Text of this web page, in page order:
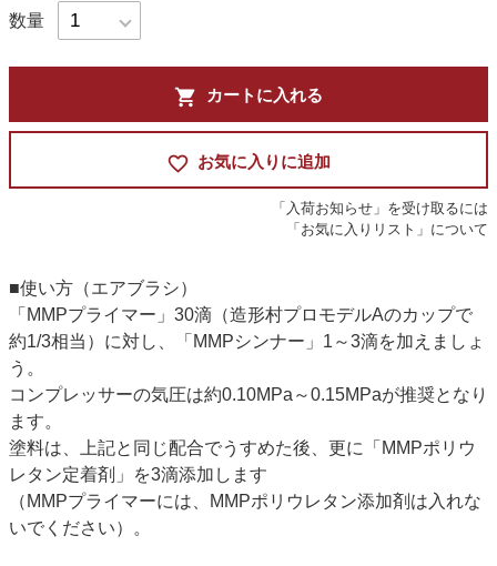
数量
shopping_cart カートに入れる
favorite_border お気に入りに追加
「入荷お知らせ」を受け取るには
「お気に入りリスト」について
■使い方（エアブラシ）
「MMPプライマー」30滴（造形村プロモデルAのカップで
約1/3相当）に対し、「MMPシンナー」1～3滴を加えましょ
う。
コンプレッサーの気圧は約0.10MPa～0.15MPaが推奨となり
ます。
塗料は、上記と同じ配合でうすめた後、更に「MMPポリウ
レタン定着剤」を3滴添加します
（MMPプライマーには、MMPポリウレタン添加剤は入れな
いでください）。